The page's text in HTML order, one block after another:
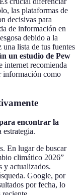
las plataformas de
decisivas para
de información en
debido a la
lista de tus fuentes
un estudio de Pew
internet recomienda
información como
encontrar la
estrategia.
En lugar de buscar
climático 2026”
y actualizados.
Google, por
por fecha, lo